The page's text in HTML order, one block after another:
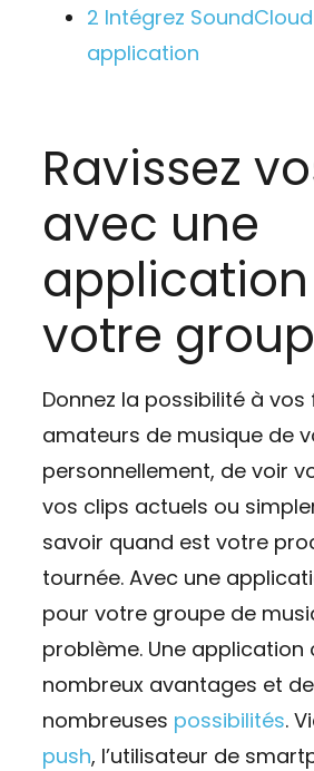
2 Intégrez
application
Ravissez
avec une
votre
Donnez la possibilité à
amateurs de musique de
personnellement, de voir
vos clips actuels ou
savoir quand est votre
tournée. Avec une
pour votre groupe de
problème. Une application
nombreux avantages et de
nombreuses possibilités.
push, l’utilisateur de